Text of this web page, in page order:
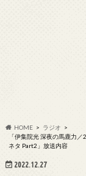
HOME
ラジオ
「伊集院光 深夜の馬鹿力
ネタ Part2」放送内容
2022.12.27